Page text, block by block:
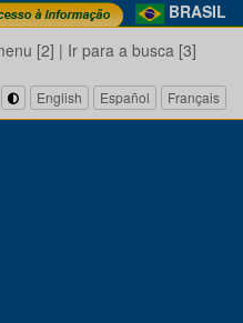
BRASIL
[2] | Ir para a busca [3]
English Español Français